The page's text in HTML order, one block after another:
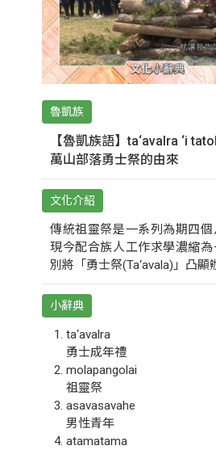
魯凱族
【魯凱族語】ta‘avalra ‘i
萬山部落勇士祭的由來
文化介紹
傳統祖靈祭是一系列為期四個
現今配合族人工作求學濃縮
別將「勇士祭(Ta‘avala)」凸顯
小辭典
ta‘avalra
勇士成年禮
molapangolai
祖靈祭
asavasavahe
男性青年
atamatama